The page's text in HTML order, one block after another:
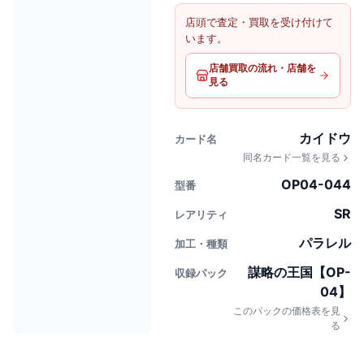
店頭で査定・買取を受け付けて
います。
店舗買取の流れ・店舗を
見る
カード名 カイドウ
同名カード一覧を見る
型番 OP04-044
レアリティ SR
加工・種類 パラレル
収録パック
謀略の王国【OP-
04】
このパックの価格表を見
る